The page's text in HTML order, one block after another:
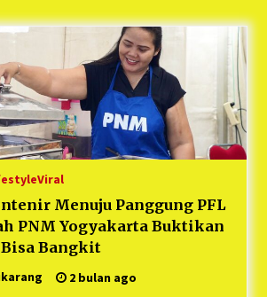
5 bulan ago
Hadir dalam Setiap Langkah Dikha, Penari
Farming yang Viral Ternyata Anak
PNM Mekaar
1 tahun ago
Kacau Banget, Karena Kecewa Tak Dapat
yang Sesuai, Para Peserta Retret
Waktunya
1 tahun ago
Penggerak Lingkungan dari Sampah
1 tahun ago
Viral
Menuju Panggung PFL
PNM Yogyakarta Buktikan
Bangkit
2 bulan ago